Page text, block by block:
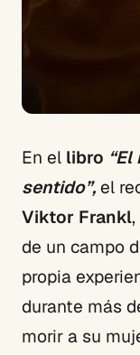
En el libro
sentido”,el
Viktor Frankl
de un campo
propia
durante más
morir a su